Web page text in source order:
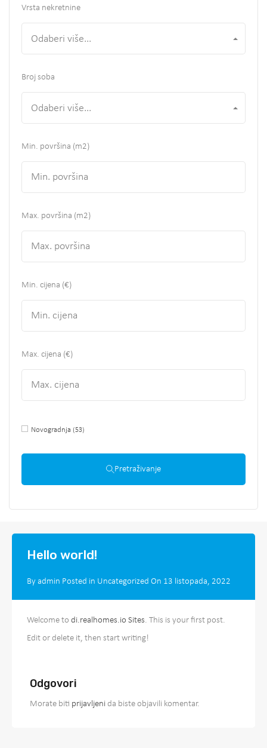
Vrsta nekretnine
Odaberi više...
Broj soba
Odaberi više...
Min. površina (m2)
Max. površina (m2)
Min. cijena (€)
Max. cijena (€)
Novogradnja (53)
Pretraživanje
Hello world!
By admin Posted in Uncategorized On 13 listopada, 2022
Welcome to di.realhomes.io Sites. This is your first post.
Edit or delete it, then start writing!
Odgovori
Morate biti prijavljeni da biste objavili komentar.